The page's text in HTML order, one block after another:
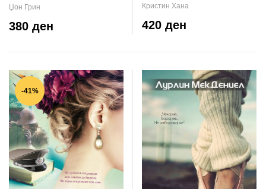
исполнување желби
Џон Грин
380 ден
Кристин Хана
420 ден
-41%